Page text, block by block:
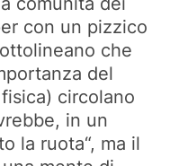
con un pizzico
che
del
circolano
in un
la ruota“, ma il